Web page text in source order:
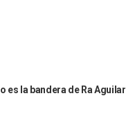
es la bandera de Ra Aguilar